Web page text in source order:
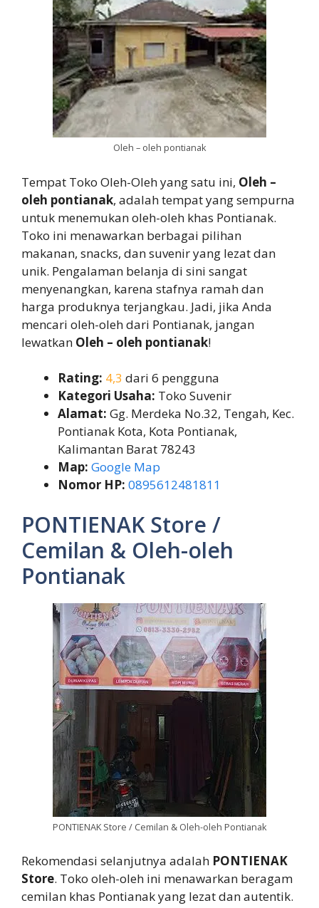
Oleh – oleh pontianak
Tempat Toko Oleh-Oleh yang satu ini, Oleh –
oleh pontianak, adalah tempat yang sempurna
untuk menemukan oleh-oleh khas Pontianak.
Toko ini menawarkan berbagai pilihan
makanan, snacks, dan suvenir yang lezat dan
unik. Pengalaman belanja di sini sangat
menyenangkan, karena stafnya ramah dan
harga produknya terjangkau. Jadi, jika Anda
mencari oleh-oleh dari Pontianak, jangan
lewatkan Oleh – oleh pontianak!
Rating: 4,3 dari 6 pengguna
Kategori Usaha: Toko Suvenir
Alamat: Gg. Merdeka No.32, Tengah, Kec.
Pontianak Kota, Kota Pontianak,
Kalimantan Barat 78243
Map: Google Map
Nomor HP: 0895612481811
PONTIENAK Store /
Cemilan & Oleh-oleh
Pontianak
PONTIENAK Store / Cemilan & Oleh-oleh Pontianak
Rekomendasi selanjutnya adalah PONTIENAK
Store. Toko oleh-oleh ini menawarkan beragam
cemilan khas Pontianak yang lezat dan autentik.